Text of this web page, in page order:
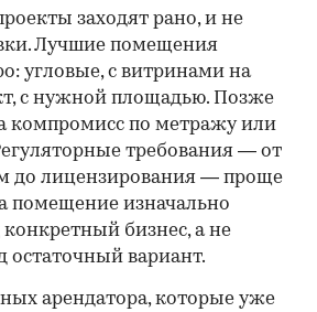
заходят рано, и не
Лучшие помещения
угловые, с витринами на
с нужной площадью. Позже
компромисс по метражу или
требования — от
до лицензирования — проще
помещение изначально
бизнес, а не
остаточный вариант.
арендатора, которые уже